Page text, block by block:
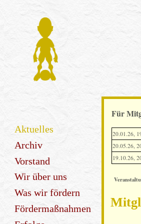
Aktuelles
Archiv
Vorstand
Wir über uns
Was wir fördern
Fördermaßnahmen
Für
20.01.26,
20.05.26,
19.10.26,